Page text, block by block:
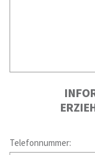
Telefonnummer: